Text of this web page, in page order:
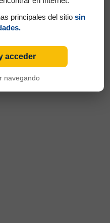
principales del sitio sin
acceder
navegando